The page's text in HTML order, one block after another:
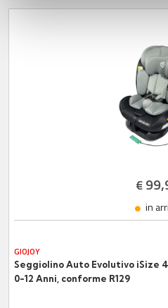
con altre informazioni che ha
€
in
GIOJOY
Seggiolino Auto Evolutivo iSize
0-12 Anni, conforme R129